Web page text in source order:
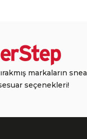
markaların
seçenekleri!